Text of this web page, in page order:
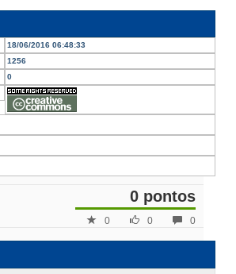
18/06/2016 06:48:33
1256
0
0 pontos
0
0
0